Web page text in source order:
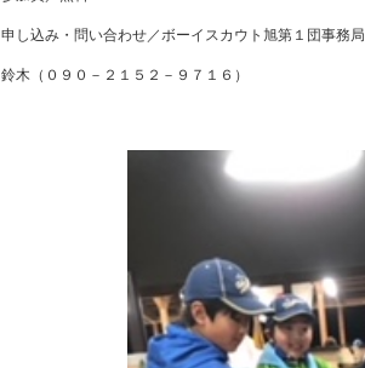
申し込み・問い合わせ／ボーイスカウト旭第１団事務局
鈴木（０９０－２１５２－９７１６）